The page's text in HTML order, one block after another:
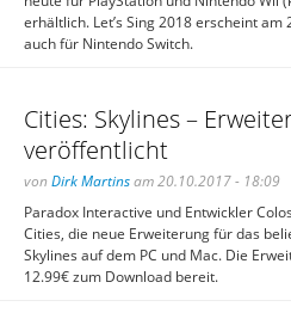
erhältlich. Let’s Sing 2018 erscheint
auch für Nintendo Switch.
Cities: Skylines –
veröffentlicht
von Dirk Martinsam 20.10.2017 - 18:09
Paradox Interactive und Entwickler
Cities, die neue Erweiterung für das
Skylines auf dem PC und Mac. Die
12.99€ zum Download bereit.